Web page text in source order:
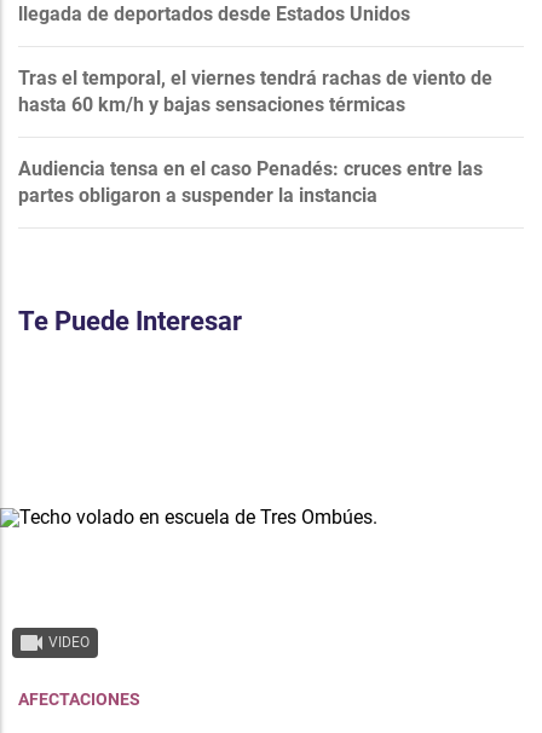
llegada de deportados desde Estados Unidos
Tras el temporal, el viernes tendrá rachas de viento de
hasta 60 km/h y bajas sensaciones térmicas
Audiencia tensa en el caso Penadés: cruces entre las
partes obligaron a suspender la instancia
Te Puede Interesar
VIDEO
AFECTACIONES